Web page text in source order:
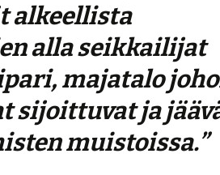
alkeellista
alla seikkailijat
majatalo
sijoittuvat ja
muistoissa.”